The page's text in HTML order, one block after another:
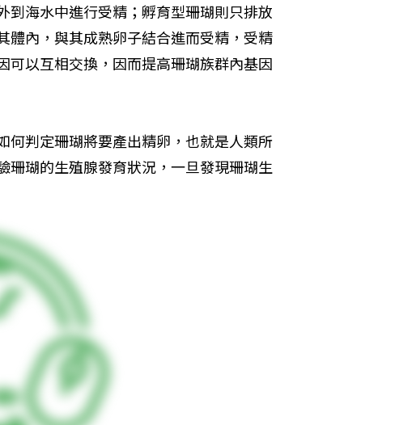
到海水中進行受精；孵育型珊瑚則只排放
體內，與其成熟卵子結合進而受精，受精
可以互相交換，因而提高珊瑚族群內基因
何判定珊瑚將要產出精卵，也就是人類所
珊瑚的生殖腺發育狀況，一旦發現珊瑚生